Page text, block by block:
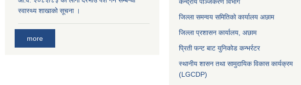
स्वास्थ्य शाखाको सूचना ।
more
जिल्ला समन्वय समितिको कार्यालय अछाम
जिल्ला प्रशासन कार्यालय, अछाम
प्रिती फन्ट बाट युनिकोड कन्भर्रटर
स्थानीय शासन तथा सामुदायिक विकास कार्यक्रम
(LGCDP)